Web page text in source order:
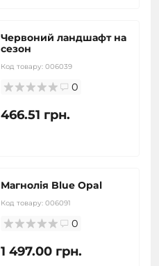
Червоний ландшафт на
сезон
Код товару: 006039
0
466.51 грн.
Магнолія Blue Opal
Код товару: 006091
0
1 497.00 грн.